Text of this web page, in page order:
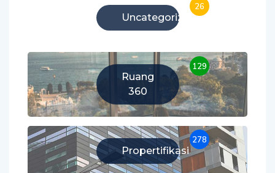
Uncategorized
26
Ruang
360
129
Propertifikasi
278